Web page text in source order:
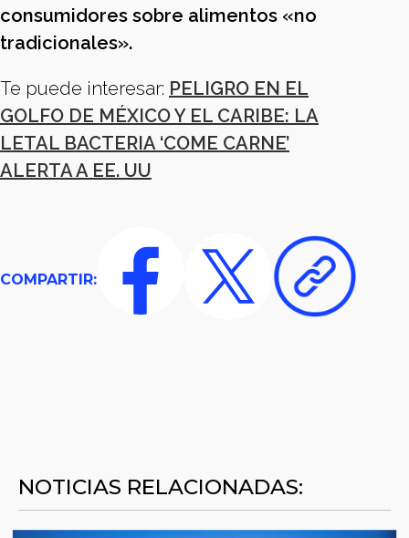
consumidores sobre alimentos «no
tradicionales».
Te puede interesar: PELIGRO EN EL
GOLFO DE MÉXICO Y EL CARIBE: LA
LETAL BACTERIA ‘COME CARNE’
ALERTA A EE. UU
COMPARTIR:
NOTICIAS RELACIONADAS: